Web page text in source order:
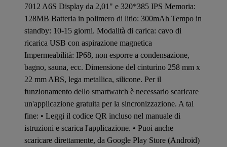
7012 A6S Display da 2,01" e 320*385 IPS Memoria:
128MB Batteria in polimero di litio: 300mAh Tempo in
standby: 10-15 giorni. Modalità di carica: cavo di
ricarica USB con aspirazione magnetica
Impermeabilità: IP68, non esporre a condensazione,
bagno, sauna, ecc. Dimensione del cinturino 258 mm x
22 mm ABS, lega metallica, silicone. Per il
funzionamento dello smartwatch è necessario scaricare
un'applicazione gratuita per la sincronizzazione. A tal
fine: • Leggi il codice QR incluso nel manuale di
istruzioni e scarica l'applicazione. • Puoi anche
scaricare direttamente, da Google Play Store (Android)